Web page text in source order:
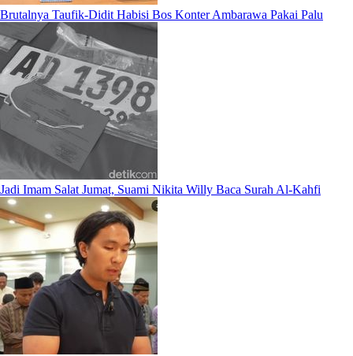
Brutalnya Taufik-Didit Habisi Bos Konter Ambarawa Pakai Palu
Jadi Imam Salat Jumat, Suami Nikita Willy Baca Surah Al-Kahfi